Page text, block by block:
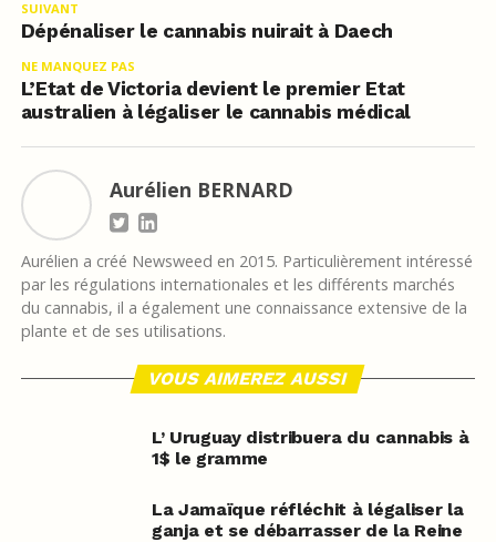
SUIVANT
Dépénaliser le cannabis nuirait à Daech
NE MANQUEZ PAS
L’Etat de Victoria devient le premier Etat
australien à légaliser le cannabis médical
Aurélien BERNARD
Aurélien a créé Newsweed en 2015. Particulièrement intéressé
par les régulations internationales et les différents marchés
du cannabis, il a également une connaissance extensive de la
plante et de ses utilisations.
VOUS AIMEREZ AUSSI
L’ Uruguay distribuera du cannabis à
1$ le gramme
La Jamaïque réfléchit à légaliser la
ganja et se débarrasser de la Reine